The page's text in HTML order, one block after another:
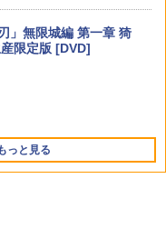
ークス 【Switch2】デ
8/4〜要エントリー】
ラグマタ(PRAGMATA)
定連動購入特典】『無
産限定版)【Blu-ray】
ペイド番号 5000円|オ
カード 5,000円 デジタ
ギフトカード】 [オ
」無限城編 第一章 猗
限定版 [DVD]
っと見る